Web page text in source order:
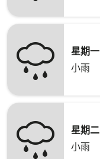
星期一
小雨
星期二
小雨